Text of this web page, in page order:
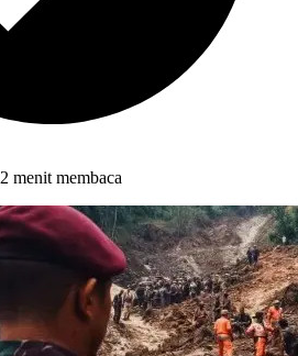
2 menit membaca